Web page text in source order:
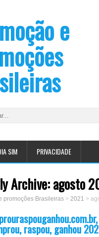
e
SIM PRIVACIDADE
Archive:agosto
promoções Brasileiras> 2021 >
raspou, ganhou